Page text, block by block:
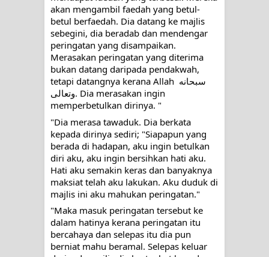
akan mengambil faedah yang betul-
betul berfaedah. Dia datang ke majlis
sebegini, dia beradab dan mendengar
peringatan yang disampaikan.
Merasakan peringatan yang diterima
bukan datang daripada pendakwah,
tetapi datangnya kerana Allah سبحانه
وتعالى. Dia merasakan ingin
memperbetulkan dirinya. "
"Dia merasa tawaduk. Dia berkata
kepada dirinya sediri; "Siapapun yang
berada di hadapan, aku ingin betulkan
diri aku, aku ingin bersihkan hati aku.
Hati aku semakin keras dan banyaknya
maksiat telah aku lakukan. Aku duduk di
majlis ini aku mahukan peringatan."
"Maka masuk peringatan tersebut ke
dalam hatinya kerana peringatan itu
bercahaya dan selepas itu dia pun
berniat mahu beramal. Selepas keluar